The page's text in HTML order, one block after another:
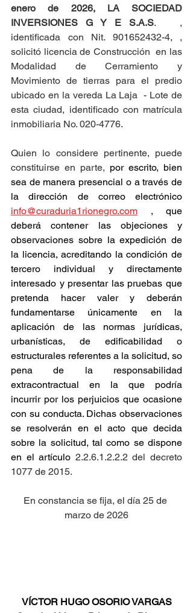
enero de 2026,
LA SOCIEDAD
INVERSIONES G Y E S.A.S.   ,
identificada con Nit. 901652432-4, ,
solicitó licencia de Construcción  en las
Modalidad de Cerramiento y
Movimiento de tierras para el predio
ubicado en la vereda La Laja  - Lote de
esta ciudad, identificado con matrícula
inmobiliaria No. 020-4776.
Quien lo considere pertinente, puede
constituirse en parte, por escrito, bien
sea de manera presencial o a través de
info@curaduria1rionegro.com , que
deberá contener las objeciones y
observaciones sobre la expedición de
la licencia, acreditando la condición de
tercero individual y directamente
interesado y presentar las pruebas que
pretenda hacer valer y deberán
fundamentarse únicamente en la
aplicación de las normas jurídicas,
urbanísticas, de edificabilidad o
estructurales referentes a la solicitud, so
pena de la responsabilidad
extracontractual en la que podría
incurrir por los perjuicios que ocasione
con su conducta. Dichas observaciones
se resolverán en el acto que decida
sobre la solicitud, tal como se dispone
en el artículo 2.2.6.1.2.2.2 del decreto
1077 de 2015.
En constancia se fija, el día 25 de
marzo de 2026
VÍCTOR HUGO OSORIO VARGAS